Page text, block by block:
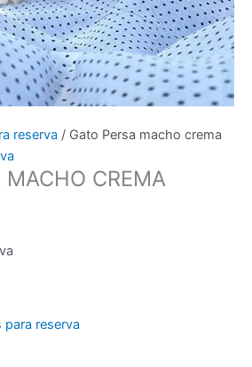
reserva / Gato Persa macho crema
MACHO CREMA
reserva